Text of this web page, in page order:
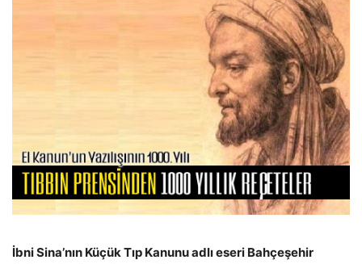
İbni Sina’nın Küçük Tıp Kanunu adlı eseri Bahçeşehir